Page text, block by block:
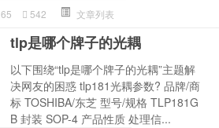
65 542 文章列表
tlp是哪个牌子的光耦
以下围绕“tlp是哪个牌子的光耦”主题解
决网友的困惑 tlp181光耦参数? 品牌/商
标 TOSHIBA/东芝 型号/规格 TLP181G
B 封装 SOP-4 产品性质 处理信...